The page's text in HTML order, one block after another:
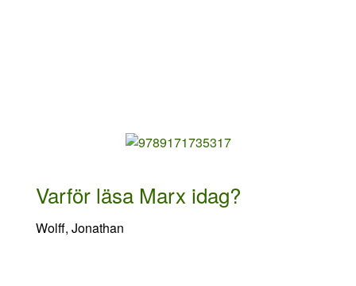
Varför läsa Marx idag?
Wolff, Jonathan